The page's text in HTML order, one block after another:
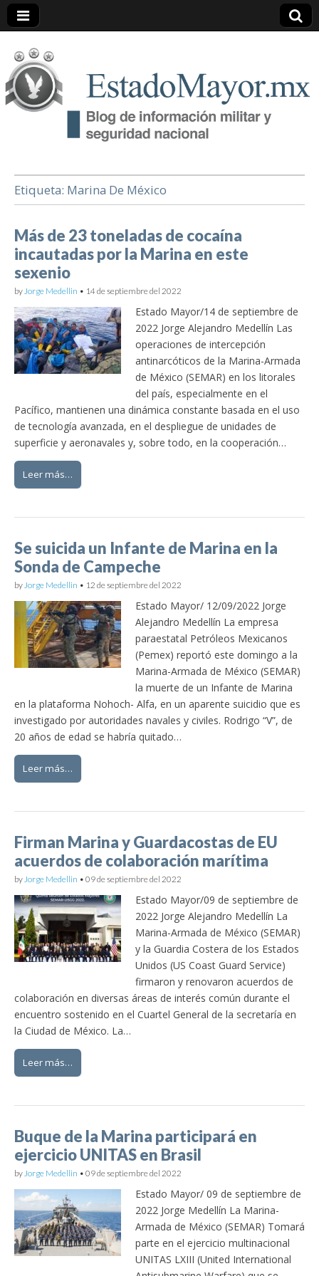
EstadoMayor.mx
Blog de información militar y de Seguridad Nacional
Etiqueta: Marina De México
Más de 23 toneladas de cocaína
incautadas por la Marina en este
sexenio
by Jorge Medellin • 14 de septiembre del 2022
Estado Mayor/14 de septiembre de
2022 Jorge Alejandro Medellín Las
operaciones de intercepción
antinarcóticos de la Marina-Armada
de México (SEMAR) en los litorales
del país, especialmente en el
Pacífico, mantienen una dinámica constante basada en el uso
de tecnología avanzada, en el despliegue de unidades de
superficie y aeronavales y, sobre todo, en la cooperación…
Leer más…
Se suicida un Infante de Marina en la
Sonda de Campeche
by Jorge Medellin • 12 de septiembre del 2022
Estado Mayor/ 12/09/2022 Jorge
Alejandro Medellín La empresa
paraestatal Petróleos Mexicanos
(Pemex) reportó este domingo a la
Marina-Armada de México (SEMAR)
la muerte de un Infante de Marina
en la plataforma Nohoch- Alfa, en un aparente suicidio que es
investigado por autoridades navales y civiles. Rodrigo “V”, de
20 años de edad se habría quitado…
Leer más…
Firman Marina y Guardacostas de EU
acuerdos de colaboración marítima
by Jorge Medellin • 09 de septiembre del 2022
Estado Mayor/09 de septiembre de
2022 Jorge Alejandro Medellín La
Marina-Armada de México (SEMAR)
y la Guardia Costera de los Estados
Unidos (US Coast Guard Service)
firmaron y renovaron acuerdos de
colaboración en diversas áreas de interés común durante el
encuentro sostenido en el Cuartel General de la secretaría en
la Ciudad de México. La…
Leer más…
Buque de la Marina participará en
ejercicio UNITAS en Brasil
by Jorge Medellin • 09 de septiembre del 2022
Estado Mayor/ 09 de septiembre de
2022 Jorge Medellín La Marina-
Armada de México (SEMAR) Tomará
parte en el ejercicio multinacional
UNITAS LXIII (United International